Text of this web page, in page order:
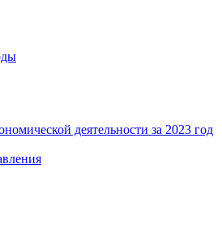
деятельности за 2023 год